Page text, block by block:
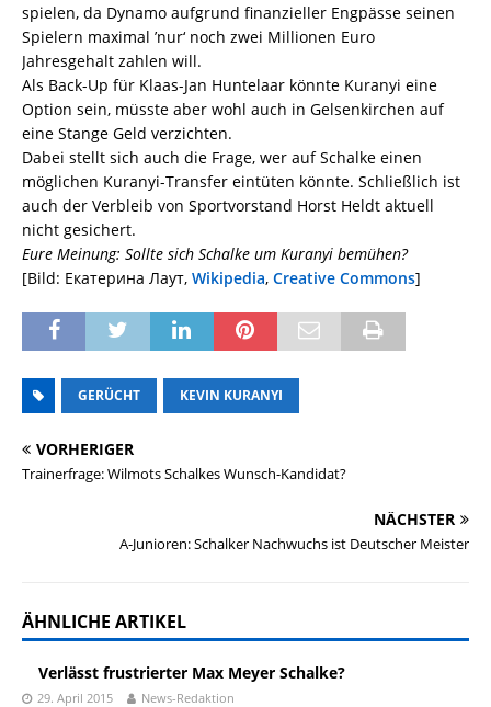
spielen, da Dynamo aufgrund finanzieller Engpässe seinen
Spielern maximal ’nur‘ noch zwei Millionen Euro
Jahresgehalt zahlen will.
Als Back-Up für Klaas-Jan Huntelaar könnte Kuranyi eine
Option sein, müsste aber wohl auch in Gelsenkirchen auf
eine Stange Geld verzichten.
Dabei stellt sich auch die Frage, wer auf Schalke einen
möglichen Kuranyi-Transfer eintüten könnte. Schließlich ist
auch der Verbleib von Sportvorstand Horst Heldt aktuell
nicht gesichert.
Eure Meinung: Sollte sich Schalke um Kuranyi bemühen?
[Bild: Екатерина Лаут, Wikipedia, Creative Commons]
GERÜCHT KEVIN KURANYI
VORHERIGER
Trainerfrage: Wilmots Schalkes Wunsch-Kandidat?
NÄCHSTER
A-Junioren: Schalker Nachwuchs ist Deutscher Meister
ÄHNLICHE ARTIKEL
Verlässt frustrierter Max Meyer Schalke?
29. April 2015 News-Redaktion